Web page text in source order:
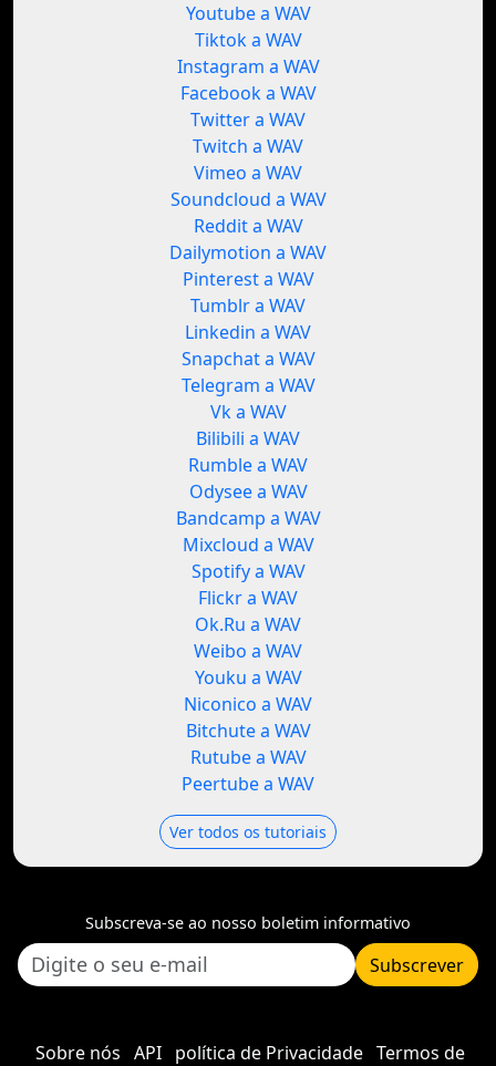
Youtube a WAV
Tiktok a WAV
Instagram a WAV
Facebook a WAV
Twitter a WAV
Twitch a WAV
Vimeo a WAV
Soundcloud a WAV
Reddit a WAV
Dailymotion a WAV
Pinterest a WAV
Tumblr a WAV
Linkedin a WAV
Snapchat a WAV
Telegram a WAV
Vk a WAV
Bilibili a WAV
Rumble a WAV
Odysee a WAV
Bandcamp a WAV
Mixcloud a WAV
Spotify a WAV
Flickr a WAV
Ok.Ru a WAV
Weibo a WAV
Youku a WAV
Niconico a WAV
Bitchute a WAV
Rutube a WAV
Peertube a WAV
Ver todos os tutoriais
Subscreva-se ao nosso boletim informativo
Subscrever
Sobre nós API política de Privacidade Termos de